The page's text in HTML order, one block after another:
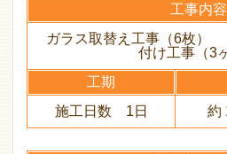
工事内容
ガラス取替え工事（6枚
付け工事（3
工期
施工日数 1日
約